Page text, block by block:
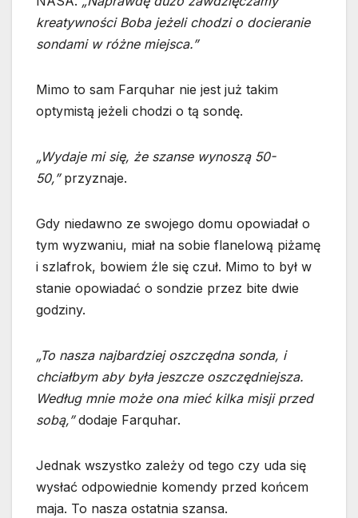
kreatywności Boba jeżeli chodzi o docieranie
sondami w różne miejsca.”
Mimo to sam Farquhar nie jest już takim
optymistą jeżeli chodzi o tą sondę.
„Wydaje mi się, że szanse wynoszą 50-
50,” przyznaje.
Gdy niedawno ze swojego domu opowiadał o
tym wyzwaniu, miał na sobie flanelową piżamę
i szlafrok, bowiem źle się czuł. Mimo to był w
stanie opowiadać o sondzie przez bite dwie
godziny.
„To nasza najbardziej oszczędna sonda, i
chciałbym aby była jeszcze oszczędniejsza.
Według mnie może ona mieć kilka misji przed
sobą,”dodaje Farquhar.
Jednak wszystko zależy od tego czy uda się
wysłać odpowiednie komendy przed końcem
maja. To nasza ostatnia szansa.